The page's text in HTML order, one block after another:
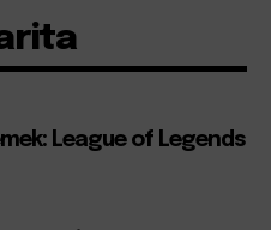
League of Legends